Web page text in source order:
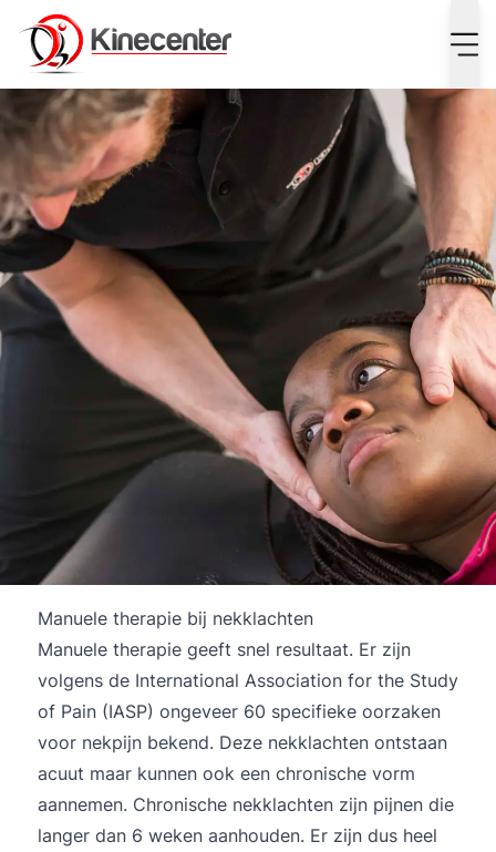
Manuele therapie helpt snel bij nekpijn. Manuele therapie
Manuele therapie bij nekklachten
Manuele therapie geeft snel resultaat. Er zijn
volgens de International Association for the Study
of Pain (IASP) ongeveer 60 specifieke oorzaken
voor nekpijn bekend. Deze nekklachten ontstaan
acuut maar kunnen ook een chronische vorm
aannemen. Chronische nekklachten zijn pijnen die
langer dan 6 weken aanhouden. Er zijn dus heel